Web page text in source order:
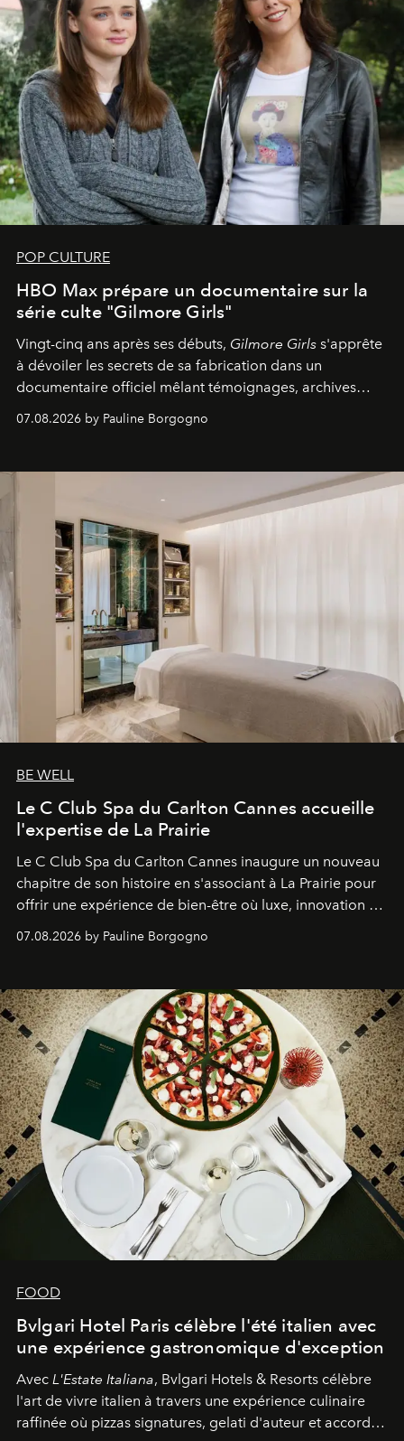
POP CULTURE
HBO Max prépare un documentaire sur la
série culte "Gilmore Girls"
Vingt-cinq ans après ses débuts, Gilmore Girls s'apprête
à dévoiler les secrets de sa fabrication dans un
documentaire officiel mêlant témoignages, archives
générationnel.
07.08.2026 by Pauline Borgogno
BE WELL
Le C Club Spa du Carlton Cannes accueille
l'expertise de La Prairie
Le C Club Spa du Carlton Cannes inaugure un nouveau
chapitre de son histoire en s'associant à La Prairie pour
offrir une expérience de bien-être où luxe, innovation et
07.08.2026 by Pauline Borgogno
FOOD
Bvlgari Hotel Paris célèbre l'été italien avec
une expérience gastronomique d'exception
Avec L'Estate Italiana, Bvlgari Hotels & Resorts célèbre
l'art de vivre italien à travers une expérience culinaire
raffinée où pizzas signatures, gelati d'auteur et accords